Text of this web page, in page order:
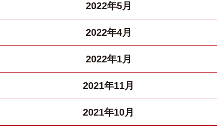
2022年5月
2022年4月
2022年1月
2021年11月
2021年10月